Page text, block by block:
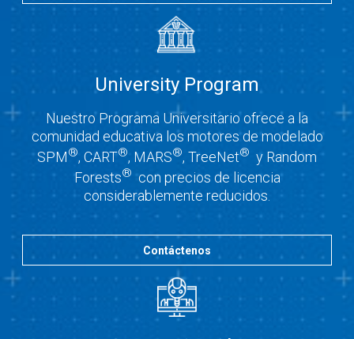
University Program
Nuestro Programa Universitario ofrece a la
comunidad educativa los motores de modelado
SPM®, CART®, MARS®, TreeNet® y Random
Forests® con precios de licencia
considerablemente reducidos.
Contáctenos